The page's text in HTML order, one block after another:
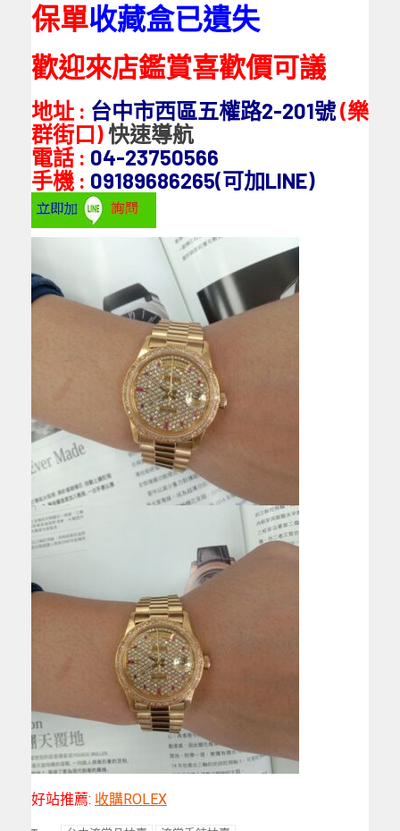
保單收藏盒已遺失
歡迎來店鑑賞喜歡價可議
地址 : 台中市西區五權路2-201號(樂
群街口)快速導航
電話 : 04-23750566
手機 : 09189686265(可加LINE)
好站推薦: 收購ROLEX